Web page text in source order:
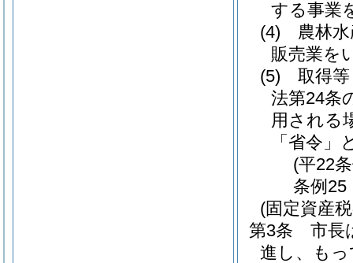
する事業
(4)
農林
販売業を
(5)
取得
法第24条
用される
「省令」
(平22
条例25
(固定資産
第3条
市長
進し、も